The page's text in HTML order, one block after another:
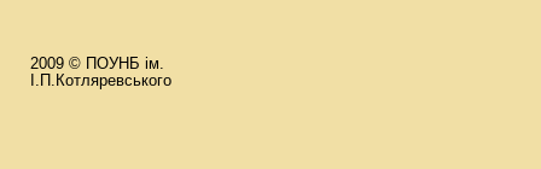
2009 © ПОУНБ ім.
І.П.Котляревського